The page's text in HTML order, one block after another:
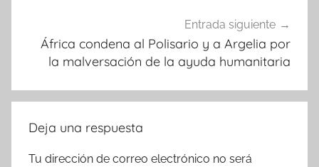
Entrada siguiente
África condena al Polisario y a Argelia por
la malversación de la ayuda humanitaria
Deja una respuesta
Tu dirección de correo electrónico no será